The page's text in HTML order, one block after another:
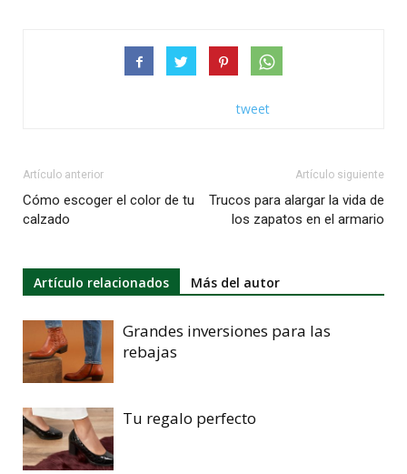
tweet
Artículo anterior
Cómo escoger el color de tu
calzado
Artículo siguiente
Trucos para alargar la vida de
los zapatos en el armario
Artículo relacionados Más del autor
Grandes inversiones para las
rebajas
Tu regalo perfecto